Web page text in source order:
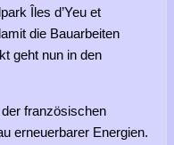
Îles d’Yeu et
die Bauarbeiten
geht nun in den
französischen
erneuerbarer Energien.